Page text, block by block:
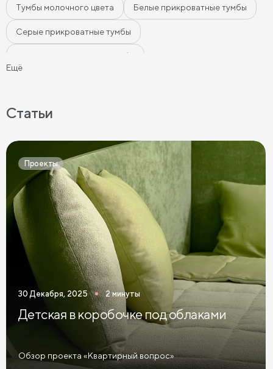
Тумбы молочного цвета Белые прикроватные тумбы
Серые прикроватные тумбы
Черные прикроватные тумбы
Прикроватные тумбы в современном стиле
Узкие прикроватные тумбы
Темные прикроватные тумбы
Зеленые прикроватные тумбы
Синие прикроватные тумбы
Коричневые прикроватные тумбы
Светлые прикроватные тумбы
Прикроватные тумбы графит
Желтые прикроватные тумбы
Ещё
Статьи
Проекты
30 Декабря, 2025 2 минуты
Детская в коробочке под облаками
Обзор проекта «Квартирный вопрос»